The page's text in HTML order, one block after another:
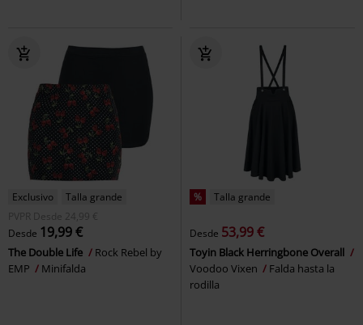
Exclusivo
Talla grande
PVPR
Desde 24,99 €
Desde 19,99 €
The Double Life
Rock Rebel by
EMP
Minifalda
% Talla grande
Desde 53,99 €
Toyin Black Herringbone Overall
Voodoo Vixen
Falda hasta la
rodilla